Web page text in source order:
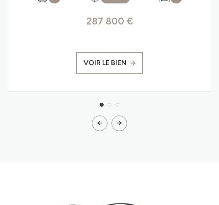
287 800 €
VOIR LE BIEN